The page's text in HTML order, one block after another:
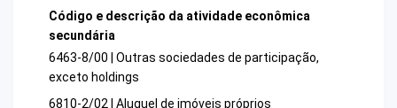
Código e descrição da atividade econômica
secundária
6463-8/00 | Outras sociedades de participação,
exceto holdings
6810-2/02 | Aluguel de imóveis próprios